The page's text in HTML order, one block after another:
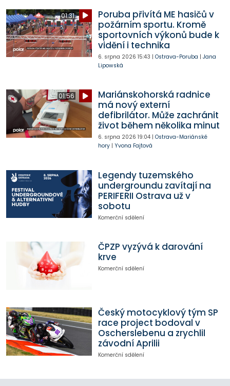
01:31
Poruba přivítá ME hasičů v
požárním sportu. Kromě
sportovních výkonů bude k
vidění i technika
6. srpna 2026 15:43 | Ostrava-Poruba | Jana
Lipowská
01:56
Mariánskohorská radnice
má nový externí
defibrilátor. Může zachránit
život během několika minut
6. srpna 2026 19:04| Ostrava-Mariánské
hory| Yvona Fajtová
Legendy tuzemského
undergroundu zavítají na
PERIFERII Ostrava už v
sobotu
Komerční sdělení
ČPZP vyzývá k darování
krve
Komerční sdělení
Český motocyklový tým SP
race project bodoval v
Oscherslebenu a zrychlil
závodní Aprilii
Komerční sdělení